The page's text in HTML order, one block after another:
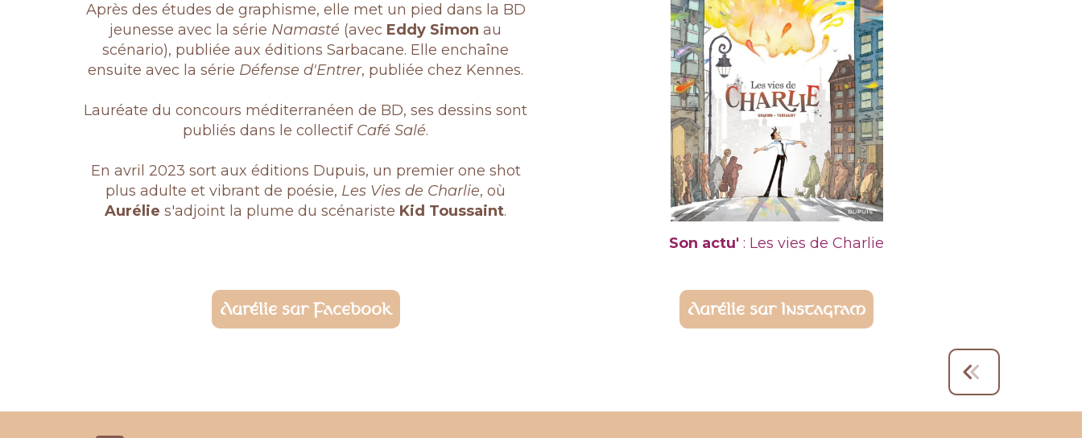
Après des études de graphisme, elle met un pied dans la BD
jeunesse avec la série Namasté (avec Eddy Simon au
scénario), publiée aux éditions Sarbacane. Elle enchaîne
ensuite avec la série Défense d'Entrer, publiée chez Kennes.
Lauréate du concours méditerranéen de BD, ses dessins sont
publiés dans le collectif Café Salé.
En avril 2023 sort aux éditions Dupuis, un premier one shot
plus adulte et vibrant de poésie, Les Vies de Charlie, où
Aurélie s'adjoint la plume du scénariste Kid Toussaint.
Son actu' : Les vies de Charlie
Aurélie sur Facebook Aurélie sur Instagram